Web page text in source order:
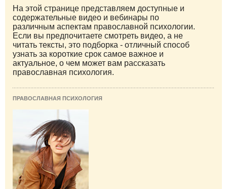
На этой странице представляем доступные и
содержательные видео и вебинары по
различным аспектам православной психологии.
Если вы предпочитаете смотреть видео, а не
читать тексты, это подборка - отличный способ
узнать за короткие срок самое важное и
актуальное, о чем может вам рассказать
православная психология.
ПРАВОСЛАВНАЯ ПСИХОЛОГИЯ